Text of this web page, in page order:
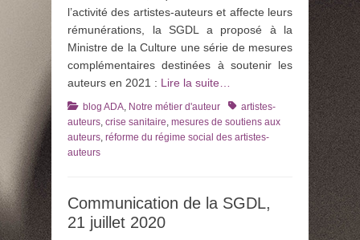
l’activité des artistes-auteurs et affecte leurs
rémunérations, la SGDL a proposé à la
Ministre de la Culture une série de mesures
complémentaires destinées à soutenir les
auteurs en 2021 : Lire la suite…
Catégories
blog ADA, Notre métier d'auteur Tagsartistes-
auteurs, crise sanitaire, mesures de soutiens aux
auteurs, réforme du régime social des artistes-
auteurs
Communication de la SGDL,
21 juillet 2020